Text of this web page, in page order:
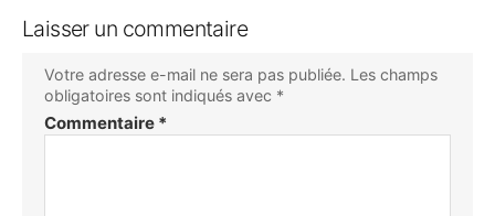
Laisser un commentaire
Votre adresse e-mail ne sera pas publiée. Les champs
obligatoires sont indiqués avec *
Commentaire *